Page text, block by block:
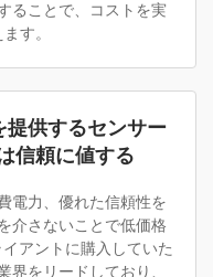
ることで、コストを実
す。
提供するセンサー
信頼に値する
電力、優れた信頼性を
介さないことで低価格
アントに購入していた
界をリードしており、